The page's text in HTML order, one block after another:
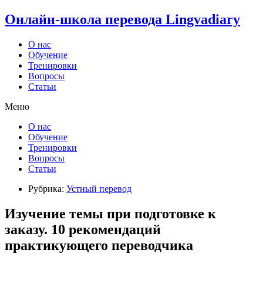
Онлайн-школа перевода Lingvadiary
О нас
Обучение
Тренировки
Вопросы
Статьи
Меню
О нас
Обучение
Тренировки
Вопросы
Статьи
Рубрика: Устный перевод
Изучение темы при подготовке к
заказу. 10 рекомендаций
практикующего переводчика